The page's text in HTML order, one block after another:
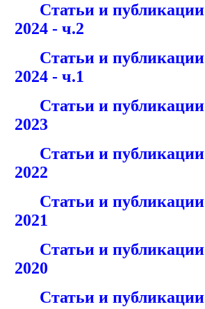
Статьи и публикации
2024 - ч.2
Статьи и публикации
2024 - ч.1
Статьи и публикации
2023
Статьи и публикации
2022
Статьи и публикации
2021
Статьи и публикации
2020
Статьи и публикации